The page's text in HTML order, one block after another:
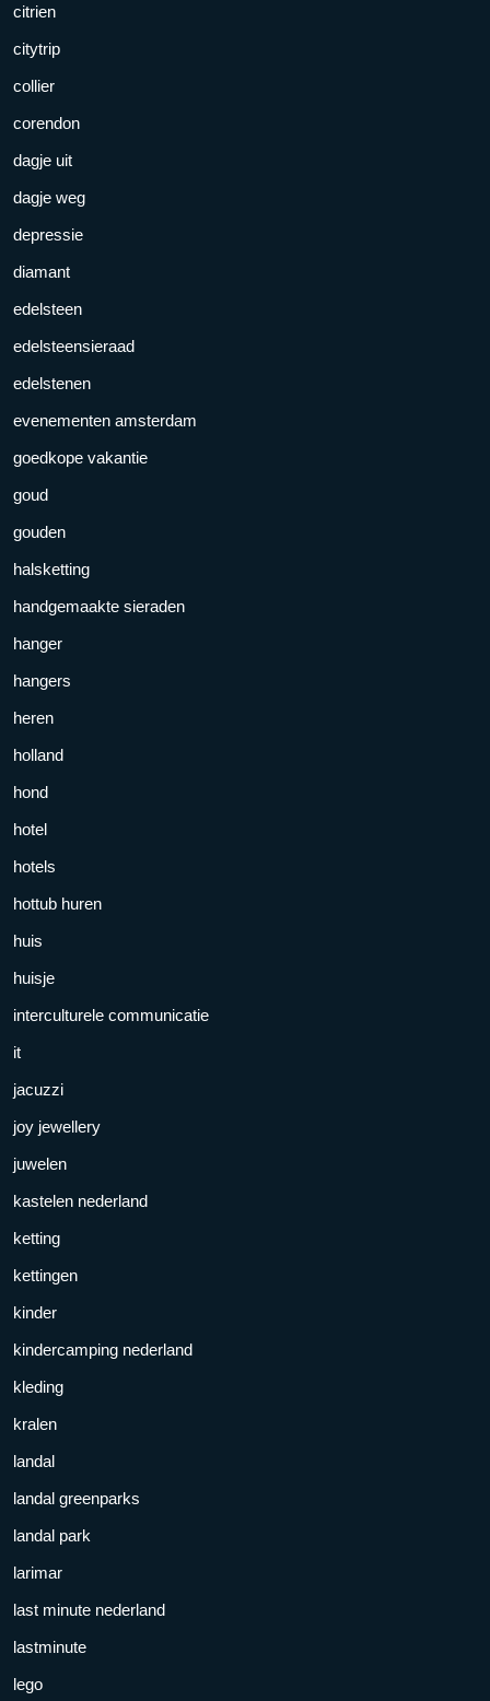
citrien
citytrip
collier
corendon
dagje uit
dagje weg
depressie
diamant
edelsteen
edelsteensieraad
edelstenen
evenementen amsterdam
goedkope vakantie
goud
gouden
halsketting
handgemaakte sieraden
hanger
hangers
heren
holland
hond
hotel
hotels
hottub huren
huis
huisje
interculturele communicatie
it
jacuzzi
joy jewellery
juwelen
kastelen nederland
ketting
kettingen
kinder
kindercamping nederland
kleding
kralen
landal
landal greenparks
landal park
larimar
last minute nederland
lastminute
lego